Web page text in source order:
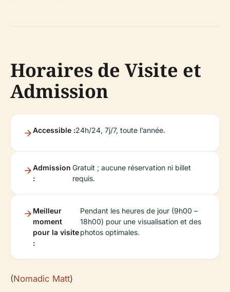
Horaires de Visite et
Admission
Accessible :24h/24, 7j/7, toute l’année.
Admission
:
Gratuit ; aucune réservation ni billet
requis.
Meilleur
moment
pour la visite
:
Pendant les heures de jour (9h00 –
18h00) pour une visualisation et des
photos optimales.
(Nomadic Matt)